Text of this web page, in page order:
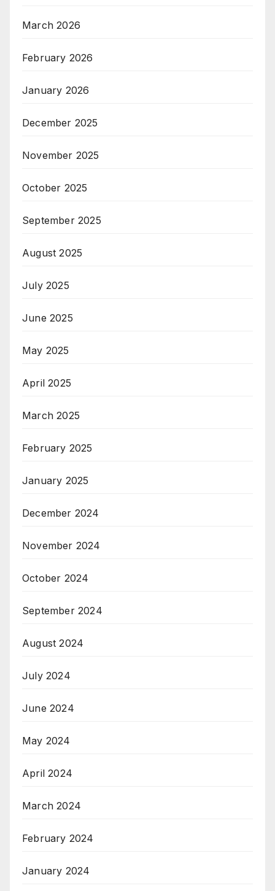
March 2026
February 2026
January 2026
December 2025
November 2025
October 2025
September 2025
August 2025
July 2025
June 2025
May 2025
April 2025
March 2025
February 2025
January 2025
December 2024
November 2024
October 2024
September 2024
August 2024
July 2024
June 2024
May 2024
April 2024
March 2024
February 2024
January 2024